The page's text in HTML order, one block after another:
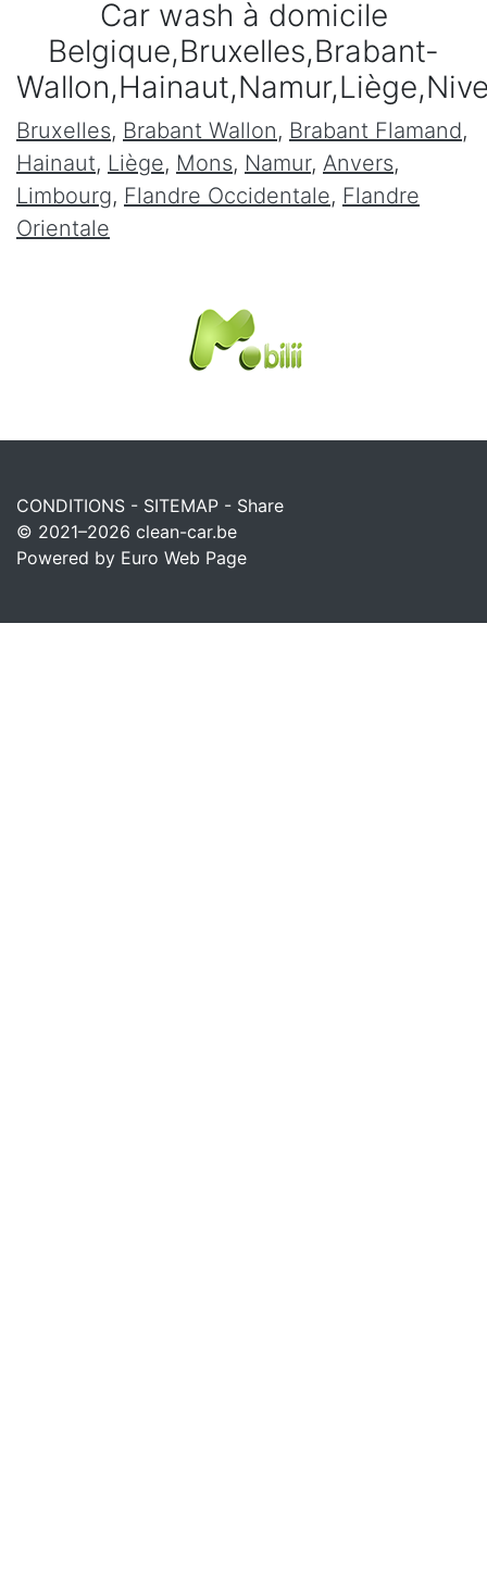
Car wash à domicile
Belgique,Bruxelles,Brabant-
Bruxelles, Brabant Wallon, Brabant Flamand,
Hainaut, Liège, Mons, Namur, Anvers,
Limbourg, Flandre Occidentale, Flandre
Orientale
CONDITIONS - SITEMAP - Share
© 2021–2026 clean-car.be
Powered by Euro Web Page